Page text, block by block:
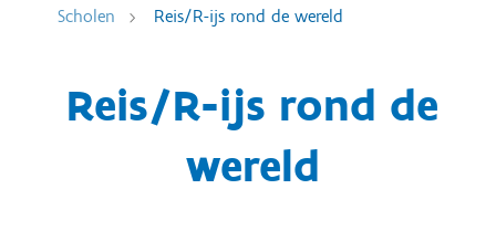
Scholen
Reis/R-ijs rond de wereld
Reis/R-ijs rond de
wereld